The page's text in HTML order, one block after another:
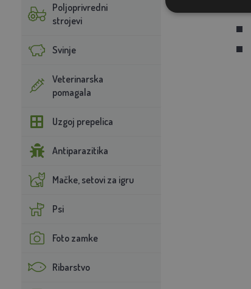
Poljoprivredni
strojevi
Svinje
Veterinarska
pomagala
Uzgoj prepelica
Antiparazitika
Mačke, setovi za igru
Psi
Foto zamke
Ribarstvo